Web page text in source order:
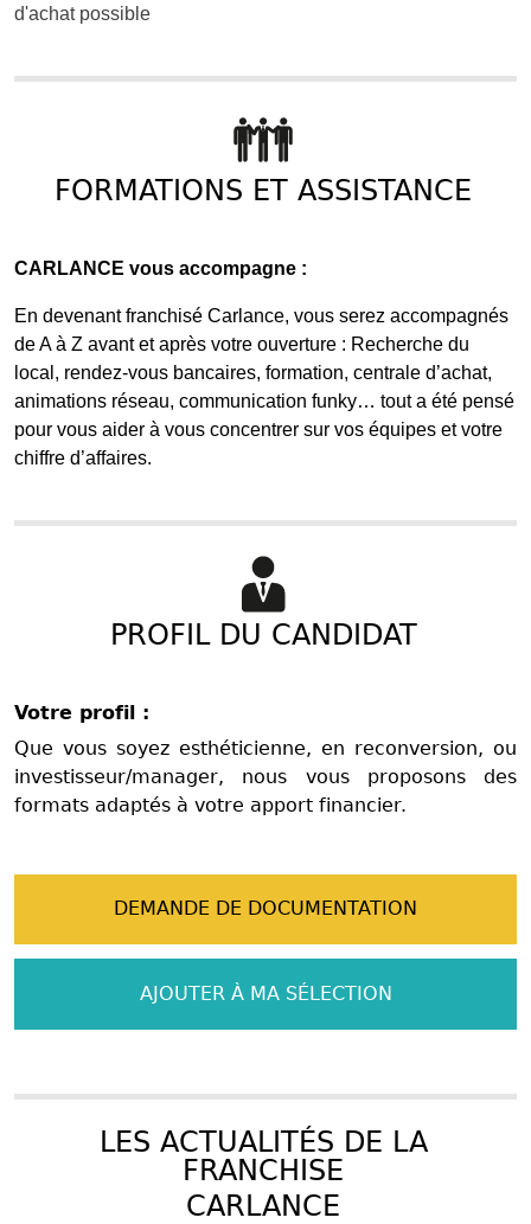
d'achat possible
FORMATIONS ET ASSISTANCE
CARLANCE vous accompagne :
En devenant franchisé Carlance, vous serez accompagnés
de A à Z avant et après votre ouverture : Recherche du
local, rendez-vous bancaires, formation, centrale d’achat,
animations réseau, communication funky… tout a été pensé
pour vous aider à vous concentrer sur vos équipes et votre
chiffre d’affaires.
PROFIL DU CANDIDAT
Votre profil :
Que vous soyez esthéticienne, en reconversion, ou
investisseur/manager, nous vous proposons des
formats adaptés à votre apport financier.
DEMANDE DE DOCUMENTATION
AJOUTER À MA SÉLECTION
LES ACTUALITÉS DE LA
FRANCHISE
CARLANCE